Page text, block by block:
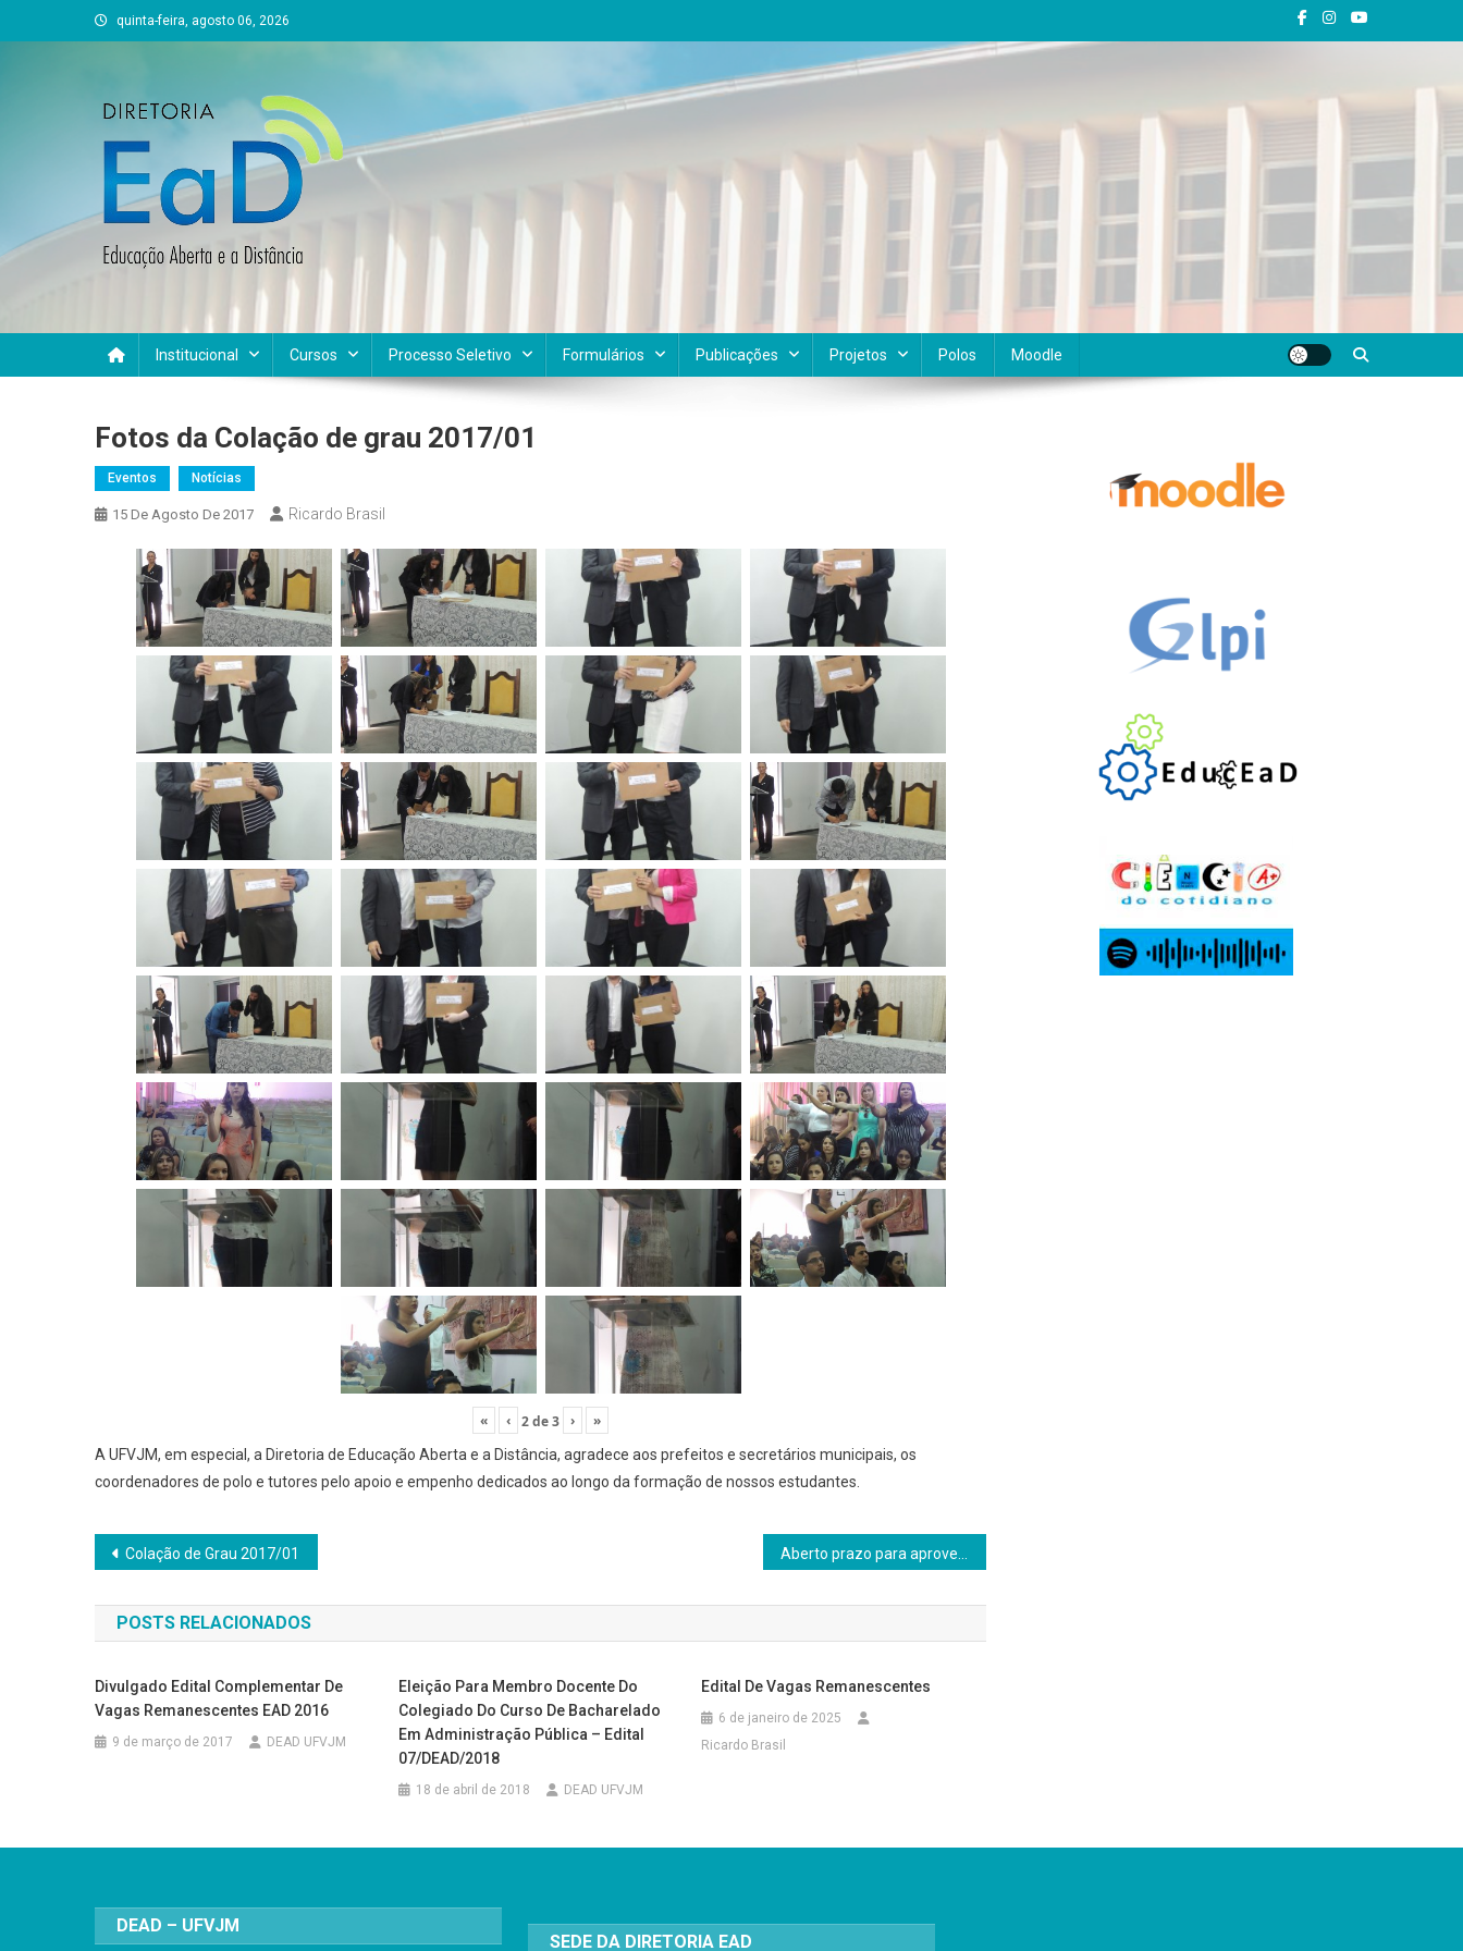
to
quinta-feira, agosto 06, 2026
DEAD UFVJM
Institucional Cursos Processo Seletivo Formulários Publicações Projetos Polos Moodle
Fotos da Colação de grau 2017/01
Eventos Notícias
15 De Agosto De 2017 Ricardo Brasil
« ‹ 2de3 › »
A UFVJM, em especial, a Diretoria de Educação Aberta e a Distância, agradece aos prefeitos e secretários municipais, os
coordenadores de polo e tutores pelo apoio e empenho dedicados ao longo da formação de nossos estudantes.
Navegação
de
Post
Colação de Grau 2017/01
POSTS RELACIONADOS
Divulgado Edital Complementar De
Vagas Remanescentes EAD 2016
9 de março de 2017 DEAD UFVJM
Eleição Para Membro Docente Do
Colegiado Do Curso De Bacharelado
Em Administração Pública – Edital
07/DEAD/2018
18 de abril de 2018 DEAD UFVJM
Edital De Vagas Remanescentes
6 de janeiro de 2025
Ricardo Brasil
DEAD – UFVJM
SEDE DA DIRETORIA EAD